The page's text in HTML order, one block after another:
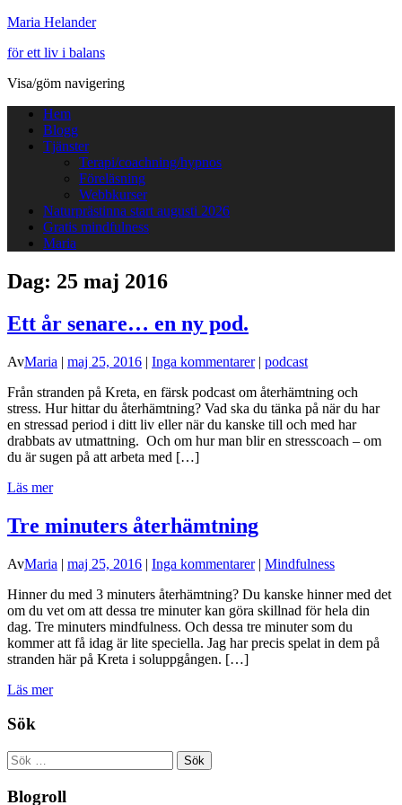
Maria Helander
för ett liv i balans
Visa/göm navigering
Hem
Blogg
Tjänster
Terapi/coachning/hypnos
Föreläsning
Webbkurser
Naturprästinna start augusti 2026
Gratis mindfulness
Maria
Dag: 25 maj 2016
Ett år senare… en ny pod.
AvMaria | maj 25, 2016 | Inga kommentarer| podcast
Från stranden på Kreta, en färsk podcast om återhämtning och
stress. Hur hittar du återhämtning? Vad ska du tänka på när du har
en stressad period i ditt liv eller när du kanske till och med har
drabbats av utmattning. Och om hur man blir en stresscoach – om
du är sugen på att arbeta med […]
Läs mer
Tre minuters återhämtning
AvMaria | maj 25, 2016 | Inga kommentarer| Mindfulness
Hinner du med 3 minuters återhämtning? Du kanske hinner med det
om du vet om att dessa tre minuter kan göra skillnad för hela din
dag. Tre minuters mindfulness. Och dessa tre minuter som du
kommer att få idag är lite speciella. Jag har precis spelat in dem på
stranden här på Kreta i soluppgången. […]
Läs mer
Sök
Sök
efter:
Blogroll